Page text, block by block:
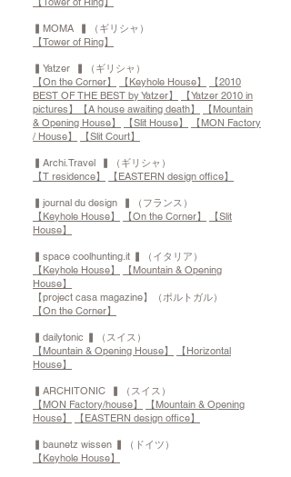
▍MOMA ▍（ギリシャ）
【Tower of Ring】
▍Yatzer ▍（ギリシャ）
【On the Corner】
【Keyhole House】
【2010
BEST OF THE BEST by Yatzer】
【Yatzer 2010 in
pictures】
【A house awaiting death】
【Mountain
& Opening House】
【Slit House】
【MON Factory
/ House】
【Slit Court】
▍Archi.Travel ▍（ギリシャ）
【T residence】
【EASTERN design office】
▍journal du design ▍（フランス）
【Keyhole House】
【On the Corner】
【Slit
House】
▍space coolhunting.it ▍（イタリア）
【Keyhole House】
【Mountain & Opening
House】
【project casa magazine】（ポルトガル）
【On the Corner】
▍dailytonic ▍（ スイス ）
【Mountain & Opening House】
【Horizontal
House】
▍ARCHITONIC ▍（ スイス ）
【MON Factory/house】
【Mountain & Opening
House】
【EASTERN design office】
▍baunetz wissen ▍（ドイツ）
【Keyhole House】